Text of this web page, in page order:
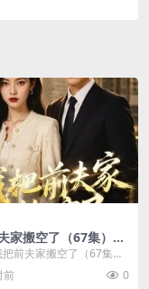
家搬空了（67集）AI
把前夫家搬空了（67集）
分类：短剧 年份：2
前 0